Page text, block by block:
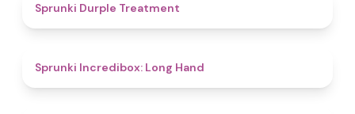
Sprunki Durple Treatment
Sprunki Incredibox: Long Hand